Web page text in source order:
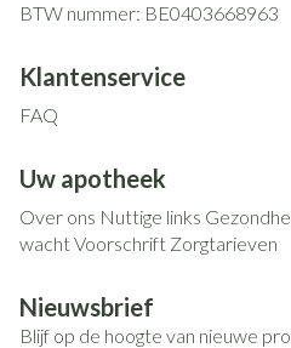
BTW nummer: BE0403668963
Klantenservice
FAQ
Uw apotheek
Over ons Nuttige links
wachtVoorschrift Zorgtarieven
Nieuwsbrief
Blijf op de hoogte van nieuwe